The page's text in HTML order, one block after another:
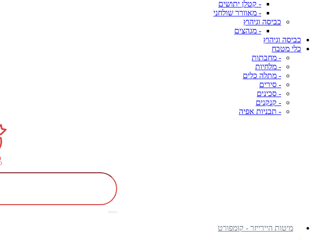
- קטלן יתושים
- מאוורר שולחני
כביסה וגיהוץ
- מגהצים
כביסה וגיהוץ
כלי מטבח
- מחבתות
- מלחיות
- מתלה כלים
- סירים
- סכינים
- קנקנים
- תבניות אפיה
מיטות היירייזר - קומפורט